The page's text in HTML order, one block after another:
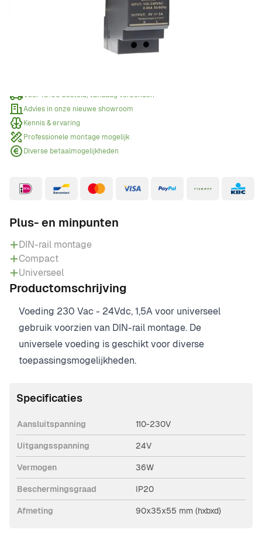
Offerte aanvragen
Voor 15:00 besteld, vandaag verzonden
Advies in onze nieuwe showroom
Kennis & ervaring
Professionele montage mogelijk
Diverse betaalmogelijkheden
Plus- en minpunten
DIN-rail montage
Compact
Universeel
Productomschrijving
Voeding 230 Vac - 24Vdc, 1,5A voor universeel
gebruik voorzien van DIN-rail montage. De
universele voeding is geschikt voor diverse
toepassingsmogelijkheden.
Specificaties
Aansluitspanning 110-230V
Uitgangsspanning 24V
Vermogen 36W
Beschermingsgraad IP20
Afmeting 90x35x55 mm (hxbxd)